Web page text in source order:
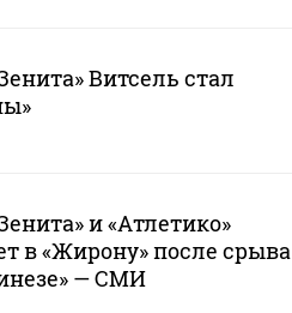
Витсель стал
и «Атлетико»
в «Жирону» после срыва
— СМИ